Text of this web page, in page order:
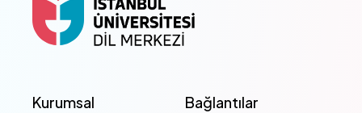
Kurumsal Bağlantılar